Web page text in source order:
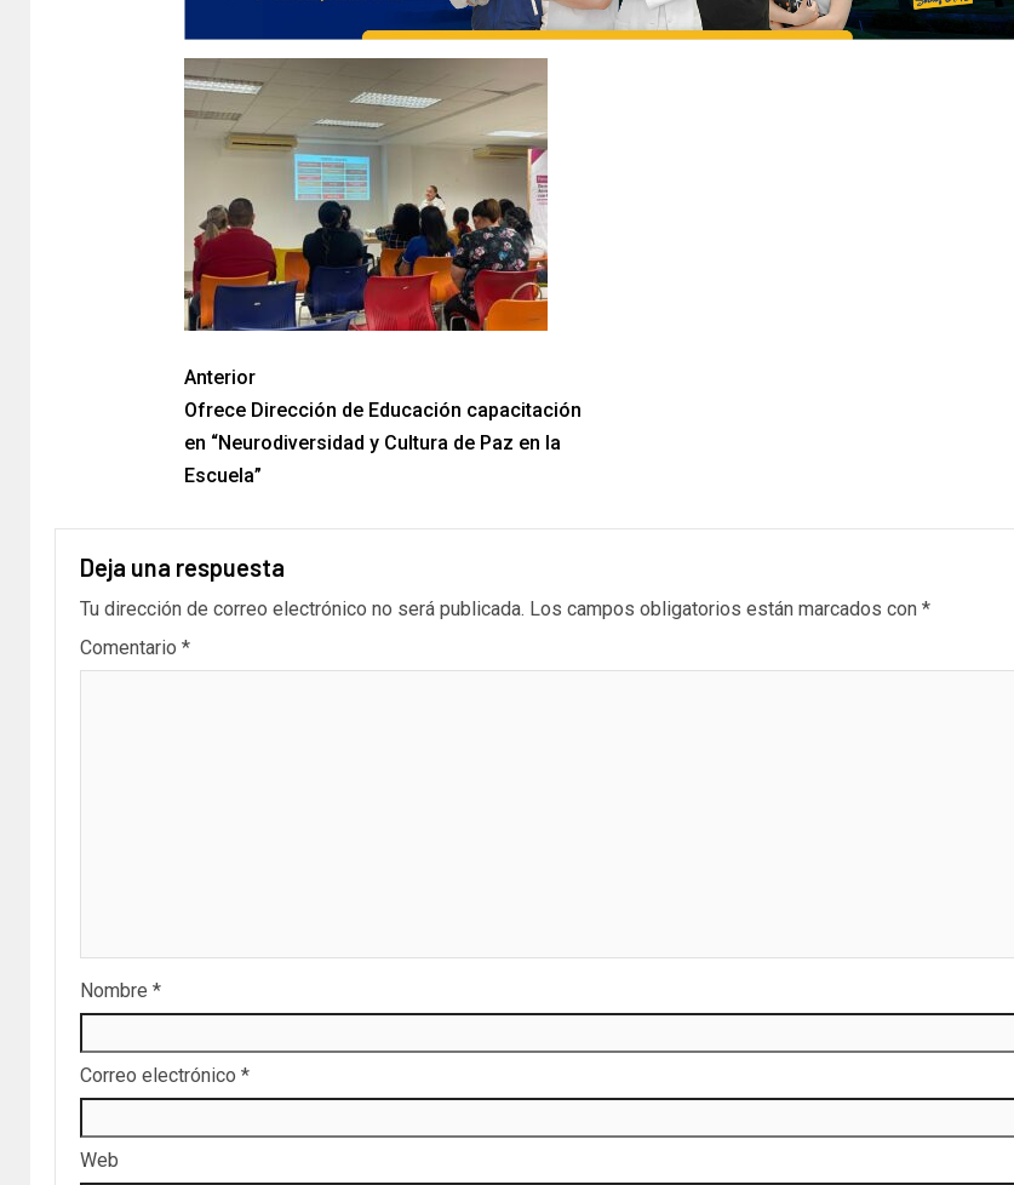
Anterior
Ofrece Dirección de Educación capacitación
en “Neurodiversidad y Cultura de Paz en la
Escuela”
Deja una respuesta
Tu dirección de correo electrónico no será publicada. Los campos obligatorios están marcados con *
Comentario *
Nombre *
Correo electrónico *
Web